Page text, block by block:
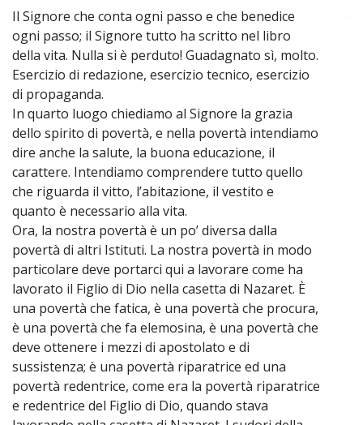
Il Signore che conta ogni passo e che benedice
ogni passo; il Signore tutto ha scritto nel libro
della vita. Nulla si è perduto! Guadagnato sì, molto.
Esercizio di redazione, esercizio tecnico, esercizio
di propaganda.
In quarto luogo chiediamo al Signore la grazia
dello spirito di povertà, e nella povertà intendiamo
dire anche la salute, la buona educazione, il
carattere. Intendiamo comprendere tutto quello
che riguarda il vitto, l’abitazione, il vestito e
quanto è necessario alla vita.
Ora, la nostra povertà è un po’ diversa dalla
povertà di altri Istituti. La nostra povertà in modo
particolare deve portarci qui a lavorare come ha
lavorato il Figlio di Dio nella casetta di Nazaret. È
una povertà che fatica, è una povertà che procura,
è una povertà che fa elemosina, è una povertà che
deve ottenere i mezzi di apostolato e di
sussistenza; è una povertà riparatrice ed una
povertà redentrice, come era la povertà riparatrice
e redentrice del Figlio di Dio, quando stava